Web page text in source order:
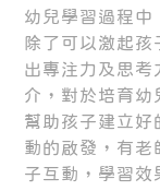
幼兒學習過程中
除了可以激起
出專注力及思考
介，對於培育幼
幫助孩子建立
動的啟發，有老
子互動，學習效